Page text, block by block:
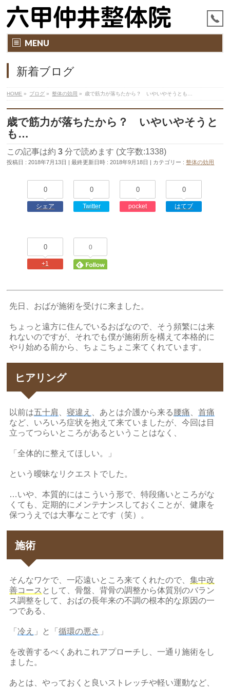
MENU
新着ブログ
HOME » ブログ » 整体の効用 » 歳で筋力が落ちたから？ いやいやそうとも…
歳で筋力が落ちたから？ いやいやそうと
も…
この記事は約3 分で読めます (文字数:1338)
投稿日 : 2018年7月13日 最終更新日時 : 2018年9月18日 カテゴリー :整体の効用
0
シェア
0
Twitter
0
pocket
0
はてブ
0
+1
0
先日、おばが施術を受けに来ました。
ちょっと遠方に住んでいるおばなので、そう頻繁には来
れないのですが、それでも僕が施術所を構えて本格的に
やり始める前から、ちょこちょこ来てくれています。
ヒアリング
以前は五十肩 、寝違え 、あとは介護から来る 腰痛 、首痛
など、いろいろ症状を抱えて来ていましたが、今回は目
立ってつらいところがあるということはなく、
「全体的に整えてほしい。」
という曖昧なリクエストでした。
…いや、本質的にはこういう形で、特段痛いところがな
くても、定期的にメンテナンスしておくことが、健康を
保つうえでは大事なことです（笑）。
施術
そんなワケで、一応遠いところ来てくれたので、集中改
善コース として、骨盤、背骨の調整から体質別のバラン
ス調整をして、おばの長年来の不調の根本的な原因の一
つである、
「冷え 」と「循環の悪さ 」
を改善するべくあれこれアプローチし、一通り施術をし
ました。
あとは、やっておくと良いストレッチや軽い運動など、